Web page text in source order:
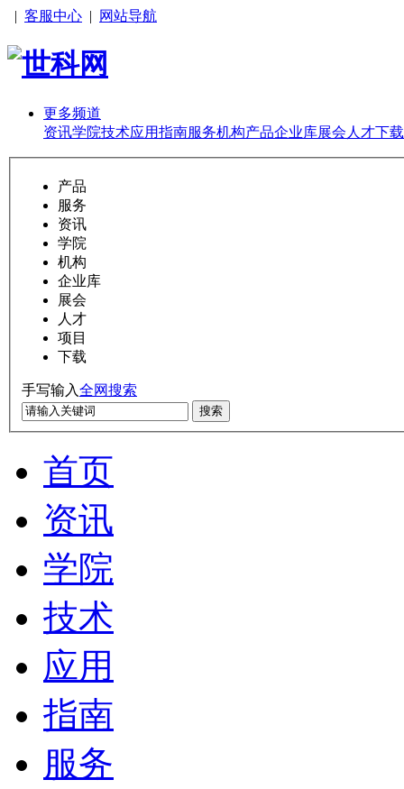
| 客服中心 | 网站导航
更多频道
资讯学院技术应用指南服务机构产品企业库展会 人才下载
产品
服务
资讯
学院
机构
企业库
展会
人才
项目
下载
手写输入全网搜索
搜索
首页
资讯
学院
技术
应用
指南
服务